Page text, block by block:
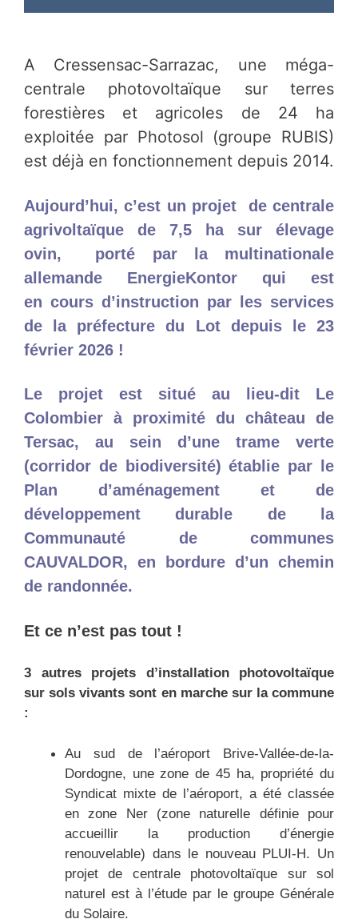
A Cressensac-Sarrazac, une méga-
centrale photovoltaïque sur terres
forestières et agricoles de 24 ha
exploitée par Photosol (groupe RUBIS)
est déjà en fonctionnement depuis 2014.
Aujourd’hui, c’est un projet
de centrale
agrivoltaïque de 7,5 ha sur élevage
ovin, porté par la multinationale
allemande EnergieKontor qui est
en cours d’instruction par les services
de la préfecture du Lot depuis le 23
février 2026 !
Le projet est situé
au lieu-dit Le
Colombier à proximité du château de
Tersac,
au sein d’une
trame verte
(corridor de biodiversité) établie par le
Plan
d’aménagement et de
développement
durable de
la
Communauté de communes
CAUVALDOR, en bordure d’un chemin
de randonnée.
Et ce n’est pas tout !
3 autres projets d’installation photovoltaïque
sur sols vivants sont en marche sur la commune
:
Au sud de l’aéroport Brive-Vallée-de-la-
Dordogne, une zone de 45 ha, propriété du
Syndicat mixte de l’aéroport, a été classée
en zone Ner (zone naturelle définie pour
accueillir la production d’énergie
renouvelable) dans le nouveau PLUI-H. Un
projet de centrale photovoltaïque sur sol
naturel est à l’étude par le groupe Générale
du Solaire.